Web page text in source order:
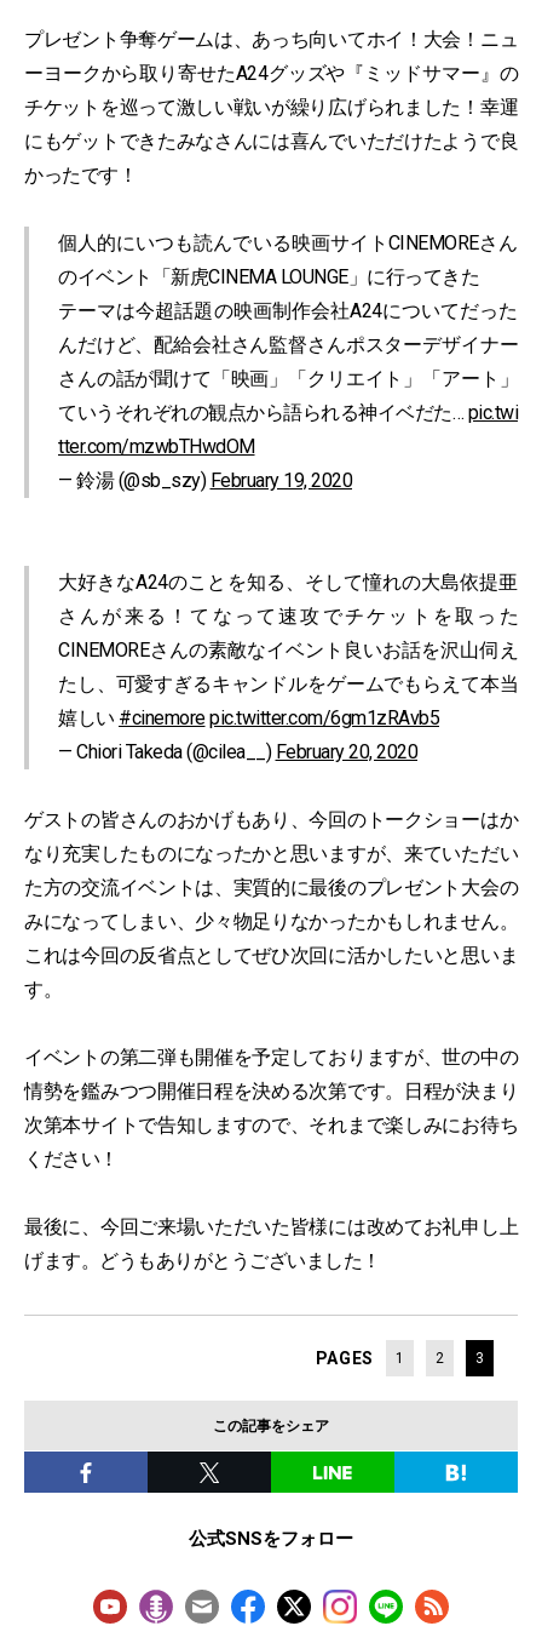
プレゼント争奪ゲームは、あっち向いてホイ！大会！ニュ
ーヨークから取り寄せたA24グッズや『ミッドサマー』の
チケットを巡って激しい戦いが繰り広げられました！幸運
にもゲットできたみなさんには喜んでいただけたようで良
かったです！
個人的にいつも読んでいる映画サイトCINEMOREさん
のイベント「新虎CINEMA LOUNGE」に行ってきた
テーマは今超話題の映画制作会社A24についてだった
んだけど、配給会社さん監督さんポスターデザイナー
さんの話が聞けて「映画」「クリエイト」「アート」
ていうそれぞれの観点から語られる神イベだた… pic.twi
tter.com/mzwbTHwdOM
— 鈴湯 (@sb_szy) February 19, 2020
大好きなA24のことを知る、そして憧れの大島依提亜
さんが来る！てなって速攻でチケットを取った
CINEMOREさんの素敵なイベント良いお話を沢山伺え
たし、可愛すぎるキャンドルをゲームでもらえて本当
嬉しい #cinemorepic.twitter.com/6gm1zRAvb5
— Chiori Takeda (@cilea__) February 20, 2020
ゲストの皆さんのおかげもあり、今回のトークショーはか
なり充実したものになったかと思いますが、来ていただい
た方の交流イベントは、実質的に最後のプレゼント大会の
みになってしまい、少々物足りなかったかもしれません。
これは今回の反省点としてぜひ次回に活かしたいと思いま
す。
イベントの第二弾も開催を予定しておりますが、世の中の
情勢を鑑みつつ開催日程を決める次第です。日程が決まり
次第本サイトで告知しますので、それまで楽しみにお待ち
ください！
最後に、今回ご来場いただいた皆様には改めてお礼申し上
げます。どうもありがとうございました！
PAGES 1 2 3
この記事をシェア
公式SNSをフォロー